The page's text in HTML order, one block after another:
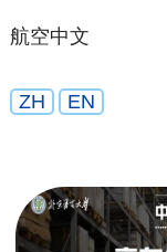
航空中文
ZH EN